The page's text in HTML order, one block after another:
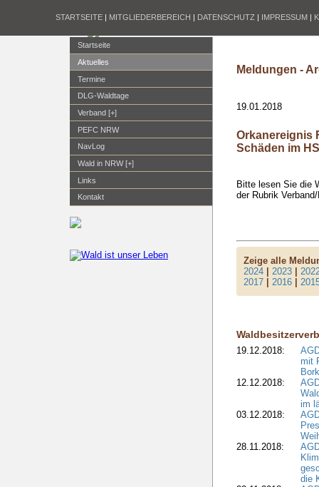
STARTSEITE | MITGLIEDERBEREICH | DATENSCHUTZ | IMPRESSUM |
Startseite
Aktuelles
Termine
DLG-Waldtage
Verband [+]
PEFC NRW
NavLog
Wald in NRW [+]
Links
Kontakt
Meldungen -
19.01.2018
Orkanereignis
Schäden im
Bitte lesen Sie die
der Rubrik
Zeige alle
2024 |2023 |
2017 |2016 |
19.12.2018:
mit
12.12.2018:
im
03.12.2018:
28.11.2018:
die